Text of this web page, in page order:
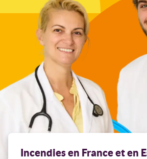
Incendies en France et en